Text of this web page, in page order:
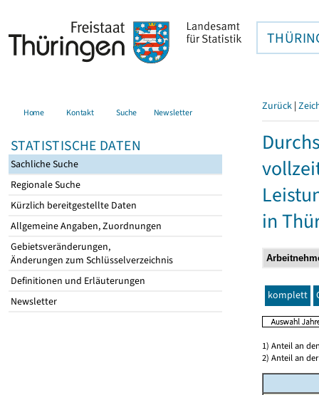
Home Kontakt Suche Newsletter
STATISTISCHE DATEN
Sachliche Suche
Regionale Suche
Kürzlich bereitgestellte Daten
Allgemeine Angaben, Zuordnungen
Gebietsveränderungen,
Änderungen zum Schlüsselverzeichnis
Definitionen und Erläuterungen
Newsletter
Zurück |
in
komplett
1) Anteil an
2) Anteil an